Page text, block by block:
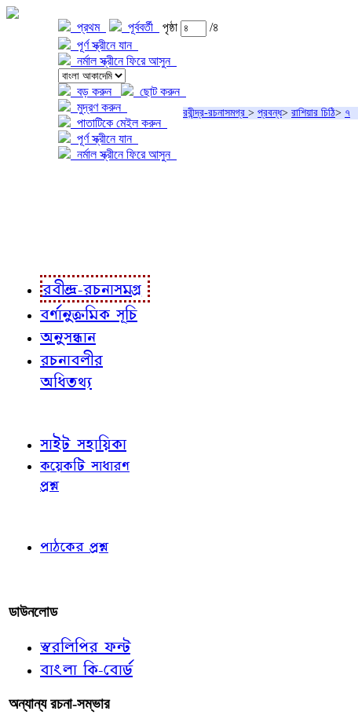
প্রথম পূর্ববর্তী পৃষ্ঠা
/৪
পূর্ণ স্ক্রীনে যান
নর্মাল স্ক্রীনে ফিরে আসুন
বড় করুন
ছোট করুন
মুদ্রণ করুন
পাতাটিকে মেইল করুন
পূর্ণ স্ক্রীনে যান
নর্মাল স্ক্রীনে ফিরে আসুন
রবীন্দ্র-রচনাসমগ্র > প্রবন্ধ> রাশিয়ার চিঠি> ৭
রবীন্দ্র-রচনাসমগ্র
বর্ণানুক্রমিক সূচি
অনুসন্ধান
রচনাবলীর
অধিতথ্য
সাইট সহায়িকা
কয়েকটি সাধারণ
প্রশ্ন
পাঠকের প্রশ্ন
ডাউনলোড
স্বরলিপির ফন্ট
বাংলা কি-বোর্ড
অন্যান্য রচনা-সম্ভার